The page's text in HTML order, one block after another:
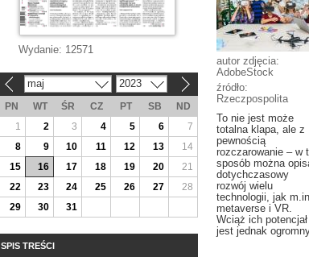
autor zdjęcia:
AdobeStock
źródło:
Rzeczpospolita
To nie jest może
totalna klapa, ale z
pewnością
rozczarowanie – w
sposób można
dotychczasowy
rozwój wielu
technologii, jak
metaverse i VR.
Wciąż ich potencjał
jest jednak
Wydanie: 12571
maj 2023
PN WT ŚR CZ PT SB
ND
1
2 3 4 5 6
7
8
9 10 11 12 13
14
15
16 17 18 19 20
21
22
23 24 25 26 27
28
29
30 31
SPIS TREŚCI